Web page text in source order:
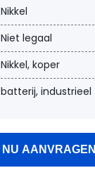
Nikkel
Niet legaal
Nikkel, koper
batterij, industrieel
NU AANVRAGEN